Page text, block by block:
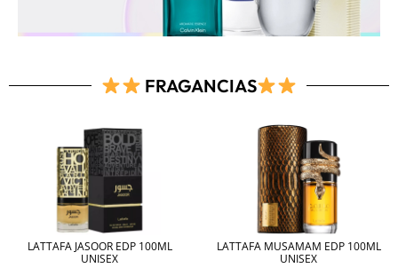
FRAGANCIAS
LATTAFA JASOOR EDP 100ML
UNISEX
LATTAFA MUSAMAM EDP 100ML
UNISEX